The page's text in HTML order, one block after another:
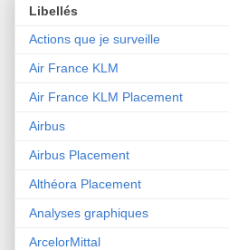
Libellés
Actions que je surveille
Air France KLM
Air France KLM Placement
Airbus
Airbus Placement
Althéora Placement
Analyses graphiques
ArcelorMittal